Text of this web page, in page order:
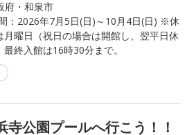
府・和泉市
： 2026年7月5日(日)～10月4日(日) ※休
月曜日（祝日の場合は開館し、翌平日休
最終入館は16時30分まで。
寺公園プールへ行こう！！